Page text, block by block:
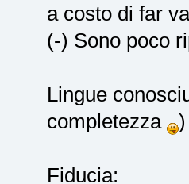
a costo di far
(-) Sono poco
Lingue
completezza
)
Fiducia: